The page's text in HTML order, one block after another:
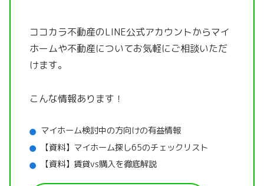
ココカラ不動産のLINE公式アカウントからマイ
ホームや不動産についてお気軽にご相談いただ
けます。
こんな情報あります！
マイホーム検討中の方向けの有益情報
【資料】マイホーム探し65のチェックリスト
【資料】賃貸vs購入を徹底解説